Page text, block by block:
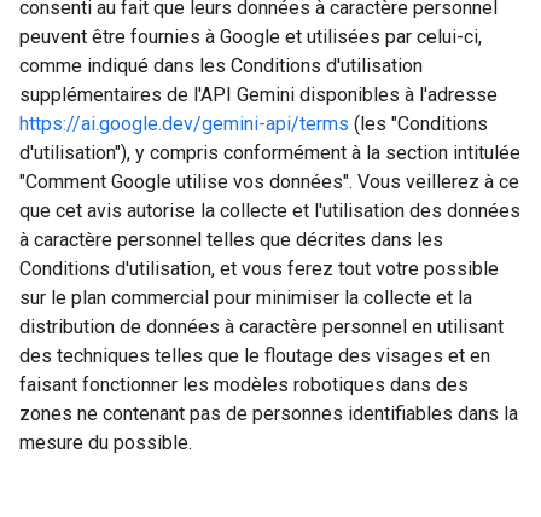
consenti au fait que leurs données à caractère personnel
peuvent être fournies à Google et utilisées par celui-ci,
comme indiqué dans les Conditions d'utilisation
supplémentaires de l'API Gemini disponibles à l'adresse
https://ai.google.dev/gemini-api/terms (les "Conditions
d'utilisation"), y compris conformément à la section intitulée
"Comment Google utilise vos données". Vous veillerez à ce
que cet avis autorise la collecte et l'utilisation des données
à caractère personnel telles que décrites dans les
Conditions d'utilisation, et vous ferez tout votre possible
sur le plan commercial pour minimiser la collecte et la
distribution de données à caractère personnel en utilisant
des techniques telles que le floutage des visages et en
faisant fonctionner les modèles robotiques dans des
zones ne contenant pas de personnes identifiables dans la
mesure du possible.